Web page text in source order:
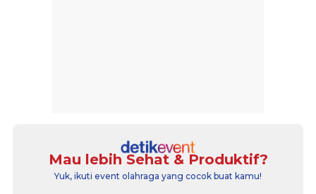
Mau lebih Sehat & Produktif?
Yuk, ikuti event olahraga yang cocok buat kamu!